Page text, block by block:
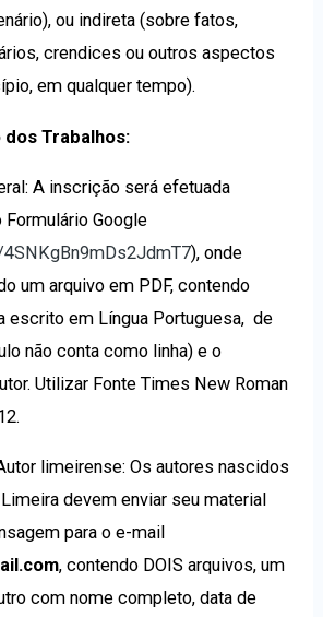
ou indireta (sobre fatos,
crendices ou outros aspectos
em qualquer tempo).
Trabalhos:
A inscrição será efetuada
Google
), onde
um arquivo em PDF, contendo
escrito em Língua Portuguesa, de
não conta como linha) e o
Utilizar Fonte Times New Roman
limeirense: Os autores nascidos
devem enviar seu material
para o e-mail
, contendo DOIS arquivos, um
com nome completo, data de